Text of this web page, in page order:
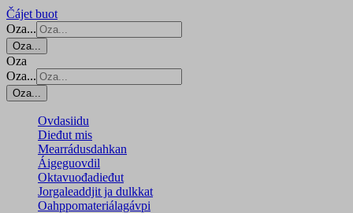
Čájet buot
Oza...
Oza...
Oza
Oza...
Oza...
Ovdasiidu
Dieđut mis
Mearrádusdahkan
Áigeguovdil
Oktavuođadieđut
Jorgaleaddjit ja dulkkat
Oahppomateriálagávpi